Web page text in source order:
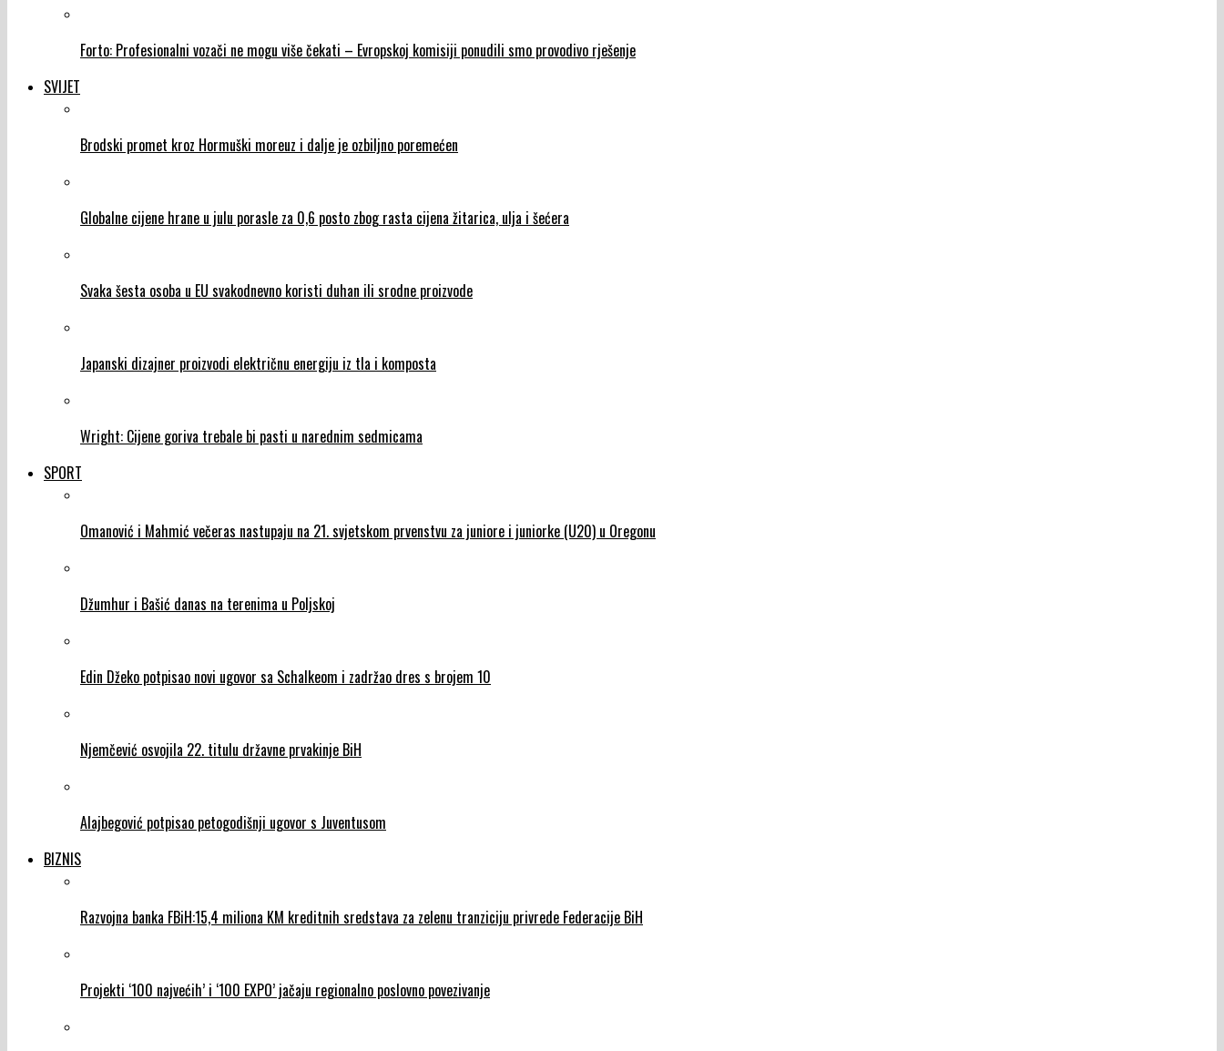
Forto: Profesionalni vozači ne mogu više čekati – Evropskoj komisiji ponudili smo provodivo rješenje
SVIJET
Brodski promet kroz Hormuški moreuz i dalje je ozbiljno poremećen
Globalne cijene hrane u julu porasle za 0,6 posto zbog rasta cijena žitarica, ulja i šećera
Svaka šesta osoba u EU svakodnevno koristi duhan ili srodne proizvode
Japanski dizajner proizvodi električnu energiju iz tla i komposta
Wright: Cijene goriva trebale bi pasti u narednim sedmicama
SPORT
Omanović i Mahmić večeras nastupaju na 21. svjetskom prvenstvu za juniore i juniorke (U20) u Oregonu
Džumhur i Bašić danas na terenima u Poljskoj
Edin Džeko potpisao novi ugovor sa Schalkeom i zadržao dres s brojem 10
Njemčević osvojila 22. titulu državne prvakinje BiH
Alajbegović potpisao petogodišnji ugovor s Juventusom
BIZNIS
Razvojna banka FBiH:15,4 miliona KM kreditnih sredstava za zelenu tranziciju privrede Federacije BiH
Projekti ‘100 najvećih’ i ‘100 EXPO’ jačaju regionalno poslovno povezivanje